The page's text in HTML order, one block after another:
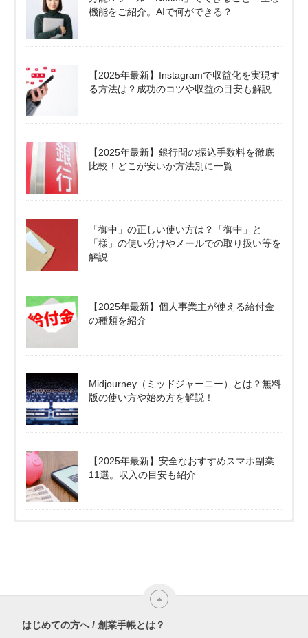
機能をご紹介。AIで何ができる？
【2025年最新】Instagramで収益化を実現す
る方法は？成功のコツや収益の目安も解説
【2025年最新】銀行間の振込手数料を徹底
比較！どこが安いか方法別に一覧
「御中」の正しい使い方は？「御中」と
「様」の使い分けやメールでの取り扱い等を
解説
【2025年最新】個人事業主が使える給付金
の種類を紹介
Midjourney（ミッドジャーニー）とは？無料
版の使い方や始め方を解説！
【2025年最新】安全なおすすめスマホ副業
11選。収入の目安も紹介
はじめての方へ / 創業手帳とは？